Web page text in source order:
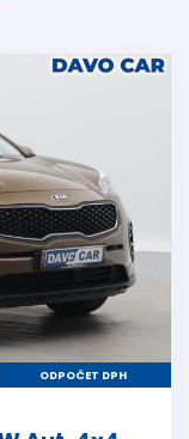
ODPOČET DPH